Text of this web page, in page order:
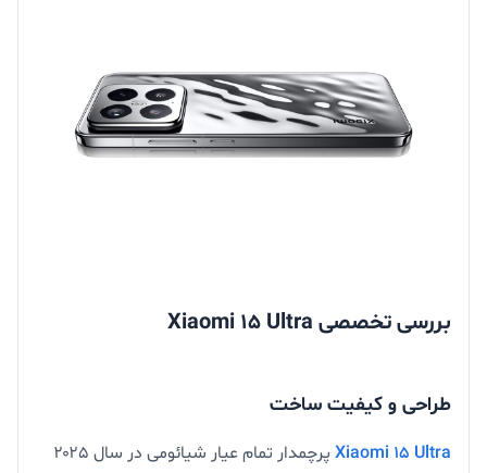
بررسی تخصصی Xiaomi 15 Ultra
طراحی و کیفیت ساخت
Xiaomi 15 Ultra
پرچمدار تمام عیار شیائومی در سال ۲۰۲۵